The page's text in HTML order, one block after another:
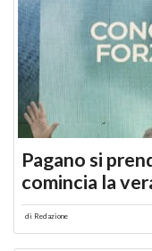
Pagano si
comincia la
di Redazione